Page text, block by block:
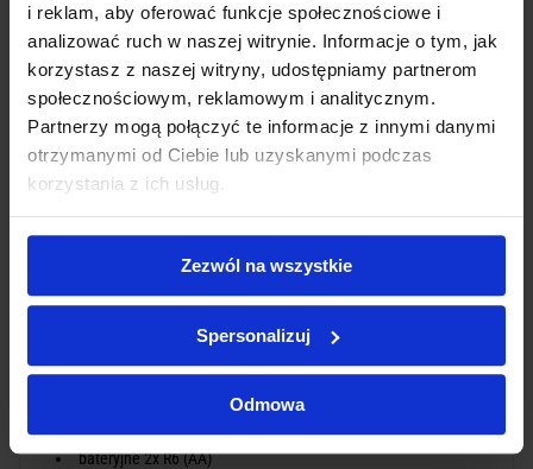
i reklam, aby oferować funkcje społecznościowe i
analizować ruch w naszej witrynie. Informacje o tym, jak
korzystasz z naszej witryny, udostępniamy partnerom
społecznościowym, reklamowym i analitycznym.
Partnerzy mogą połączyć te informacje z innymi danymi
otrzymanymi od Ciebie lub uzyskanymi podczas
korzystania z ich usług.
Zezwól na wszystkie
Spersonalizuj
Odmowa
Laryngoskopy przeznaczone są do uwidaczniania głębokich
struktur gardła i wejścia do krtani m. in. w celu wykonania
intubacji dotchawicznej. Znajdują zastosowanie w
anestezjologii, chirurgii, diagnostyce, zarówno w salach
operacyjnych jak i przy pierwszej pomocy.
Laryngoskop wykonany jest z wysokiej jakości stali nierdzewnej ,
całkowicie sterylizowany w autoklawie.
łyżka Macintosh nr 0
łyżka Macintosh nr 1
rękojeść bateryjna typ AA
Zasilanie:
bateryjne 2x R6 (AA)